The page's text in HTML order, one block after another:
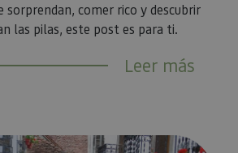
sorprendan, comer rico y descubrir
las pilas, este post es para ti.
Leer más
verano: destino Navarra